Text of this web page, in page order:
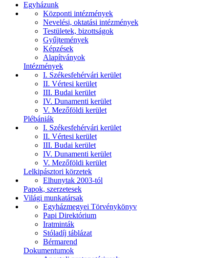
Egyházunk
Központi intézmények
Nevelési, oktatási intézmények
Testületek, bizottságok
Gyűjtemények
Képzések
Alapítványok
Intézmények
I. Székesfehérvári kerület
II. Vértesi kerület
III. Budai kerület
IV. Dunamenti kerület
V. Mezőföldi kerület
Plébániák
I. Székesfehérvári kerület
II. Vértesi kerület
III. Budai kerület
IV. Dunamenti kerület
V. Mezőföldi kerület
Lelkipásztori körzetek
Elhunytak 2003-tól
Papok, szerzetesek
Világi munkatársak
Egyházmegyei Törvénykönyv
Papi Direktórium
Iratminták
Stóladíj táblázat
Bérmarend
Dokumentumok